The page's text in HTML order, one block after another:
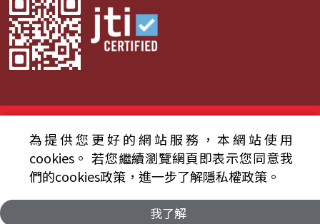
© 2024財團法人中央廣播電臺 版權所有
資通安全政策聲明
服務條款 隱私權條款
為提供您更好的網站服務，本網站使用
cookies。 若您繼續瀏覽網頁即表示您同意我
們的cookies政策，進一步了解隱私權政策。
我了解